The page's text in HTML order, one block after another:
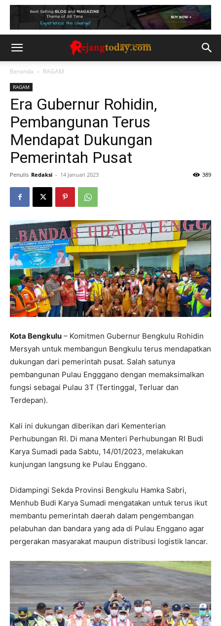
Beranda RAGAM
RAGAM
Era Gubernur Rohidin,
Pembangunan Terus
Mendapat Dukungan
Pemerintah Pusat
Penulis Redaksi - 14 Januari 2023 389
Kota Bengkulu – Komitmen Gubernur Bengkulu Rohidin
Mersyah untuk membangun Bengkulu terus mendapatkan
dukungan dari pemerintah pusat. Salah satunya
pembangunan Pulau Engggano dengan memaksimalkan
fungsi sebagai Pulau 3T (Tertinggal, Terluar dan
Terdepan).
Kali ini dukungan diberikan dari Kementerian
Perhubungan RI. Di mana Menteri Perhubungan RI Budi
Karya Sumadi pada Sabtu, 14/01/2023, melakukan
kunjungan langsung ke Pulau Enggano.
Didampingi Sekda Provinsi Bengkulu Hamka Sabri,
Menhub Budi Karya Sumadi mengatakan untuk terus ikut
membantu pemerintah daerah dalam pengembangan
pelabuhan dan bandara yang ada di Pulau Enggano agar
pergerakan masyarakat maupun distribusi logistik lancar.